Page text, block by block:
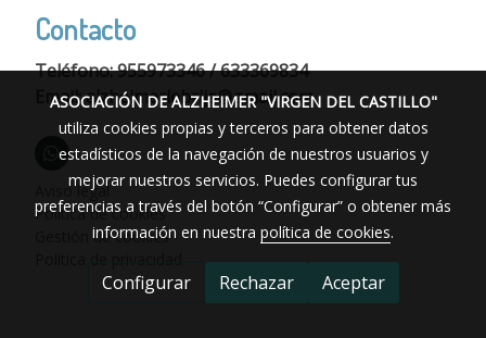
Contacto
Teléfono: 955973346 / 633369834
Email: alzheimerlebrija@gmail.com
Aviso legal
Política de cookies
Gestión de cookies
ASOCIACIÓN DE ALZHEIMER "VIRGEN DEL CASTILLO"
utiliza cookies propias y terceros para obtener datos
estadísticos de la navegación de nuestros usuarios y
mejorar nuestros servicios. Puedes configurar tus
preferencias a través del botón “Configurar” o obtener más
información en nuestra política de cookies.
Configurar Rechazar Aceptar